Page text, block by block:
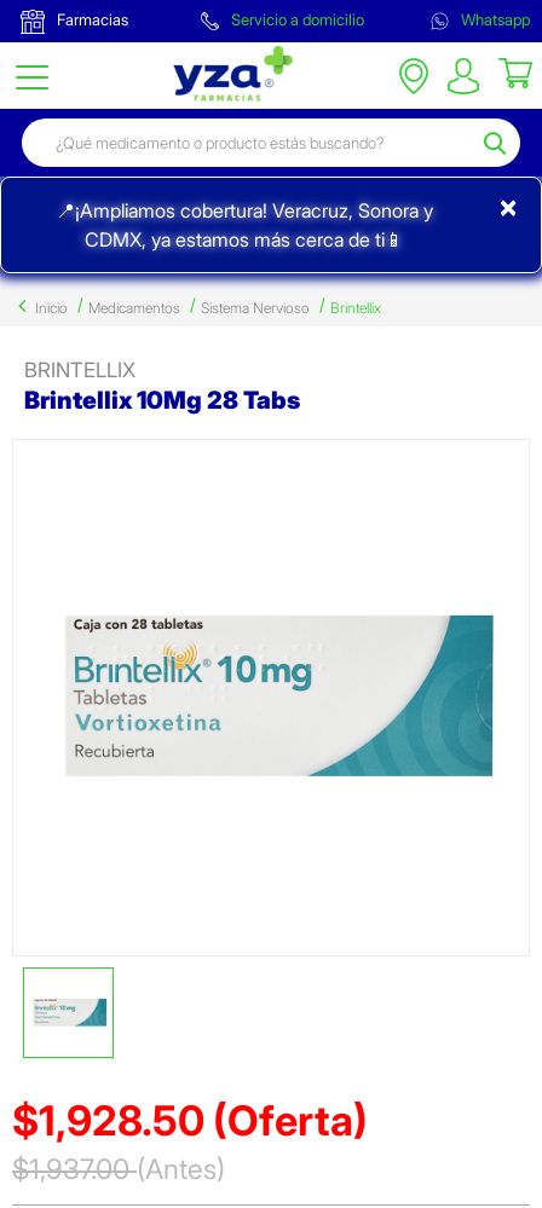
Farmacias Servicio a domicilio Whatsapp
📍¡Ampliamos cobertura! Veracruz, Sonora y
CDMX, ya estamos más cerca de ti📱
×
Inicio Medicamentos Sistema Nervioso Brintellix
BRINTELLIX
Brintellix 10Mg 28 Tabs
$1,928.50 (Oferta)
Precio reducido de
$1,937.00(Antes)